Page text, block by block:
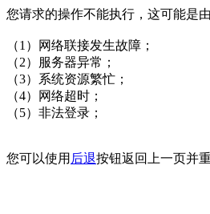
您请求的操作不能执行，这可能是
（1）网络联接发生故障；
（2）服务器异常；
（3）系统资源繁忙；
（4）网络超时；
（5）非法登录；
您可以使用 后退按钮返回上一页并